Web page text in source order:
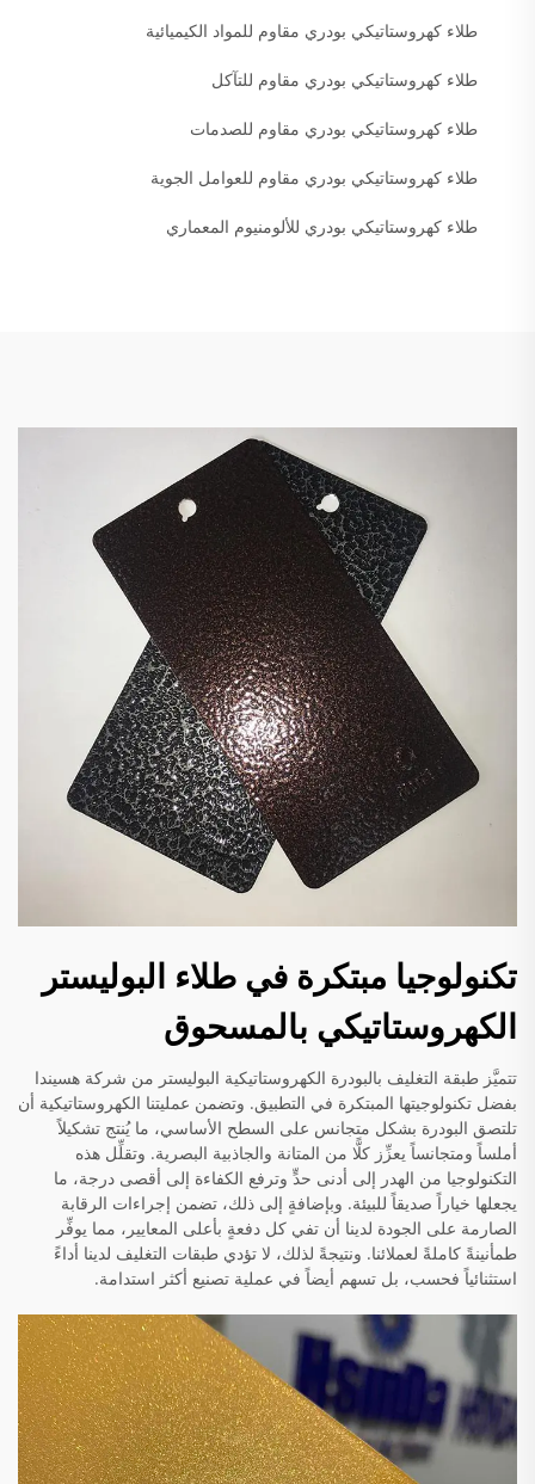
طلاء كهروستاتيكي بودري مقاوم للمواد الكيميائية
طلاء كهروستاتيكي بودري مقاوم للتآكل
طلاء كهروستاتيكي بودري مقاوم للصدمات
طلاء كهروستاتيكي بودري مقاوم للعوامل الجوية
طلاء كهروستاتيكي بودري للألومنيوم المعماري
تكنولوجيا مبتكرة في طلاء البوليستر
الكهروستاتيكي بالمسحوق
تتميَّز طبقة التغليف بالبودرة الكهروستاتيكية البوليستر من شركة هسيندا
بفضل تكنولوجيتها المبتكرة في التطبيق. وتضمن عمليتنا الكهروستاتيكية أن
تلتصق البودرة بشكل متجانس على السطح الأساسي، ما يُنتج تشكيلاً
أملساً ومتجانساً يعزِّز كلًّا من المتانة والجاذبية البصرية. وتقلِّل هذه
التكنولوجيا من الهدر إلى أدنى حدٍّ وترفع الكفاءة إلى أقصى درجة، ما
يجعلها خياراً صديقاً للبيئة. وبإضافةٍ إلى ذلك، تضمن إجراءات الرقابة
الصارمة على الجودة لدينا أن تفي كل دفعةٍ بأعلى المعايير، مما يوفِّر
طمأنينةً كاملةً لعملائنا. ونتيجةً لذلك، لا تؤدي طبقات التغليف لدينا أداءً
استثنائياً فحسب، بل تسهم أيضاً في عملية تصنيع أكثر استدامة.